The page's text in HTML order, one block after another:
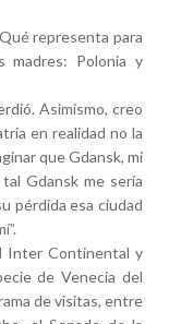
representa para
Polonia y
Asimismo, creo
en realidad no la
que Gdansk, mi
Gdansk me sería
pérdida esa ciudad
Inter Continental y
de Venecia del
de visitas, entre